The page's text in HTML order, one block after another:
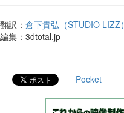
翻訳： 倉下貴弘（STUDIO LIZZ）
編集：3dtotal.jp
Pocket